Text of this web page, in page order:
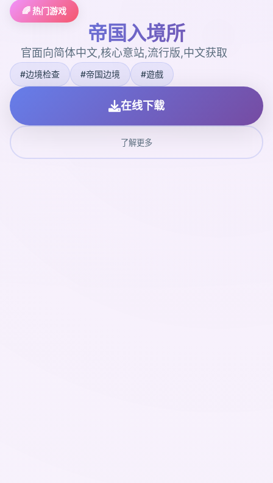
🌈 热门游戏
帝国入境所
官面向简体中文,核心意站,流行版,中文获取
#边境检查 #帝国边境 #遊戲
在线下载
了解更多